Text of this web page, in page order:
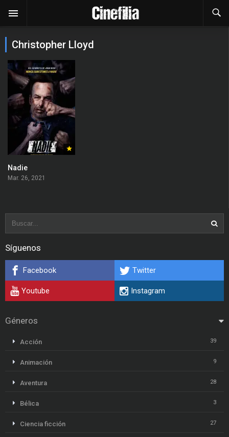
Christopher Lloyd
Nadie
Mar. 26, 2021
Síguenos
Facebook Twitter
Youtube Instagram
Géneros
Acción 39
Animación 9
Aventura 28
Bélica 3
Ciencia ficción 27